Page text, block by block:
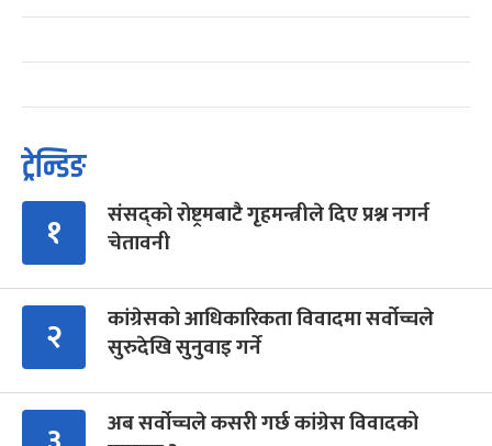
ट्रेन्डिङ
१
संसद्को रोष्ट्रमबाटै गृहमन्त्रीले दिए प्रश्न नगर्न
चेतावनी
२
कांग्रेसको आधिकारिकता विवादमा सर्वोच्चले
सुरुदेखि सुनुवाइ गर्ने
अब सर्वोच्चले कसरी गर्छ कांग्रेस विवादको